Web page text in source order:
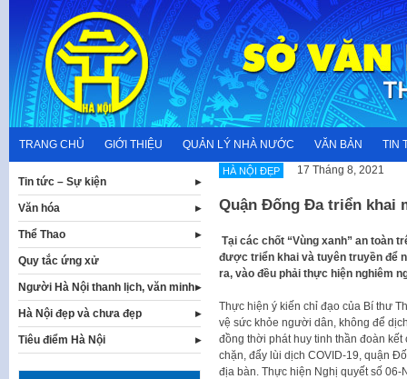
content
TRANG CHỦ GIỚI THIỆU QUẢN LÝ NHÀ NƯỚC VĂN BẢN TIN
HÀ NỘI ĐẸP 17 Tháng 8, 2021
Quận Đống Đa triển khai
Tại các chốt “Vùng xanh” an toàn
được triển khai và tuyên truyền để
ra, vào đều phải thực hiện nghiêm
Thực hiện ý kiến chỉ đạo của Bí thư
vệ sức khỏe người dân, không để
đồng thời phát huy tinh thần đoàn
chặn, đẩy lùi dịch COVID-19, quận
địa bàn. Thực hiện Nghị quyết số
Tin tức – Sự kiện
Văn hóa
Thể Thao
Quy tắc ứng xử
Người Hà Nội thanh lịch, văn minh
Hà Nội đẹp và chưa đẹp
Tiêu điểm Hà Nội